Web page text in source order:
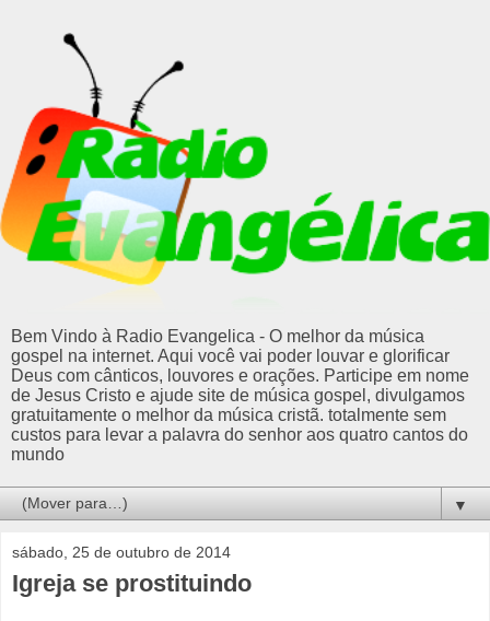
Bem Vindo à Radio Evangelica - O melhor da música
gospel na internet. Aqui você vai poder louvar e glorificar
Deus com cânticos, louvores e orações. Participe em nome
de Jesus Cristo e ajude site de música gospel, divulgamos
gratuitamente o melhor da música cristã. totalmente sem
custos para levar a palavra do senhor aos quatro cantos do
mundo
▼
sábado, 25 de outubro de 2014
Igreja se prostituindo